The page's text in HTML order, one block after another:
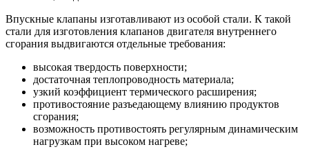
Впускные клапаны изготавливают из особой стали. К такой
стали для изготовления клапанов двигателя внутреннего
сгорания выдвигаются отдельные требования:
высокая твердость поверхности;
достаточная теплопроводность материала;
узкий коэффициент термического расширения;
противостояние разъедающему влиянию продуктов
сгорания;
возможность противостоять регулярным динамическим
нагрузкам при высоком нагреве;